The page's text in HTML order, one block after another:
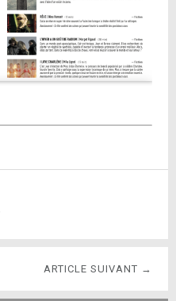
ARTICLE SUIVANT →